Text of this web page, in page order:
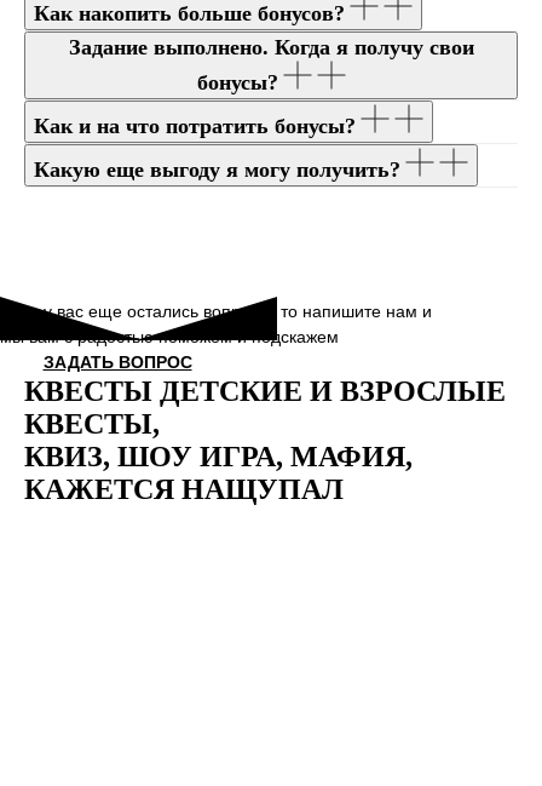
ПОПУЛЯРНЫЕ ВОПРОСЫ
Если у вас еще остались вопросы, то напишите нам и
мы вам с радостью поможем и подскажем
ЗАДАТЬ ВОПРОС
Как накопить больше бонусов?
Задание выполнено. Когда я получу свои
бонусы?
Как и на что потратить бонусы?
Какую еще выгоду я могу получить?
КВЕСТЫ ДЕТСКИЕ И ВЗРОСЛЫЕ
КВЕСТЫ,
КВИЗ, ШОУ ИГРА, МАФИЯ,
КАЖЕТСЯ НАЩУПАЛ